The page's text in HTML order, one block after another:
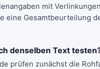
mit
eine Gesamtbeurteilung
denselben Text
prüfen zunächst die